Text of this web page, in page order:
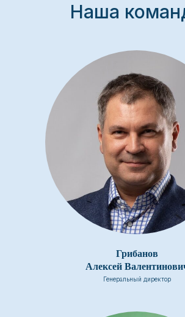
Наша
Грибанов
Алексей
Генеральный директор